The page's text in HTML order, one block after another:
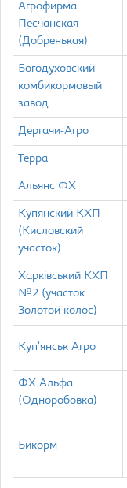
Агрофирма
Песчанская
(Добренькая)
Богодуховский
комбикормовый
завод
Дергачи-Агро
Терра
Альянс ФХ
Купянский КХП
(Кисловский
участок)
Харківський КХП
№2 (участок
Золотой колос)
Куп’янськ Агро
ФХ Альфа
(Одноробовка)
Бикорм